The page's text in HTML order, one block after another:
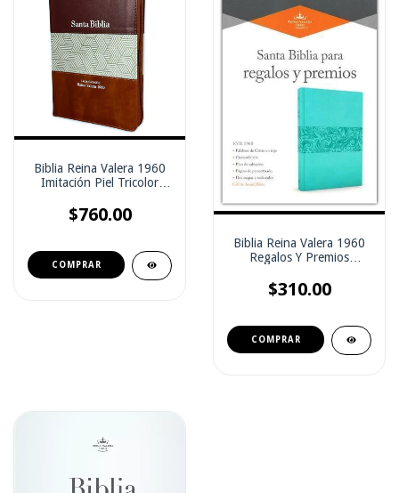
Biblia Reina Valera 1960
Imitación Piel Tricolor
indice)
$760.00
Biblia Reina Valera 1960
Regalos Y Premios
pts.
$310.00